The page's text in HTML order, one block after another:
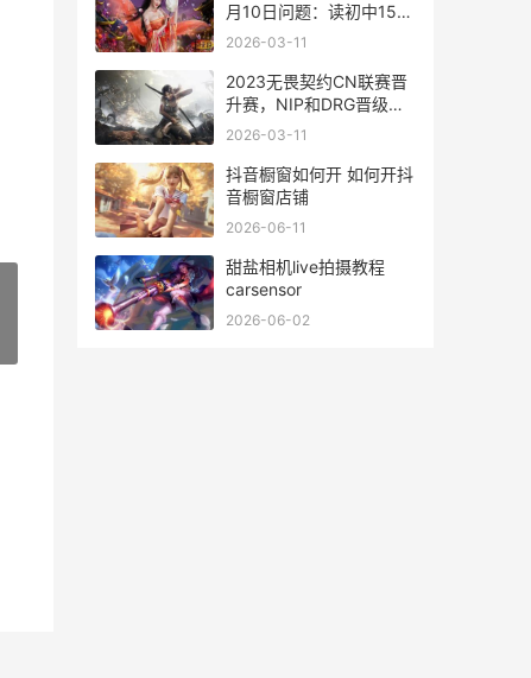
月10日问题：读初中15岁
的小明在家中长辈的带领
款宝蚂蚁新村有风险吗
2026-03-11
2023无畏契约CN联赛晋
升赛，NIP和DRG晋级淘
汰赛 无畏契约2021
2026-03-11
抖音橱窗如何开 如何开抖
音橱窗店铺
2026-06-11
甜盐相机live拍摄教程
carsensor
2026-06-02